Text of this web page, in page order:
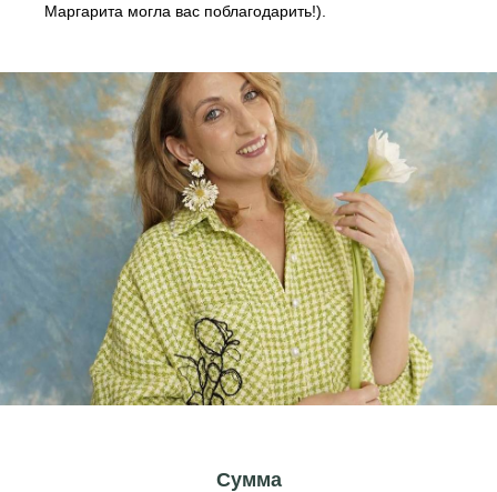
Маргарита могла вас поблагодарить!).
Сумма